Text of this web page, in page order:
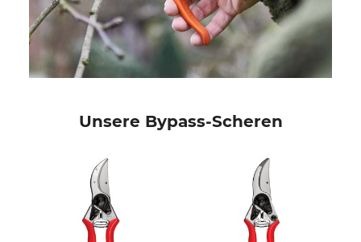
Unsere Bypass-Scheren